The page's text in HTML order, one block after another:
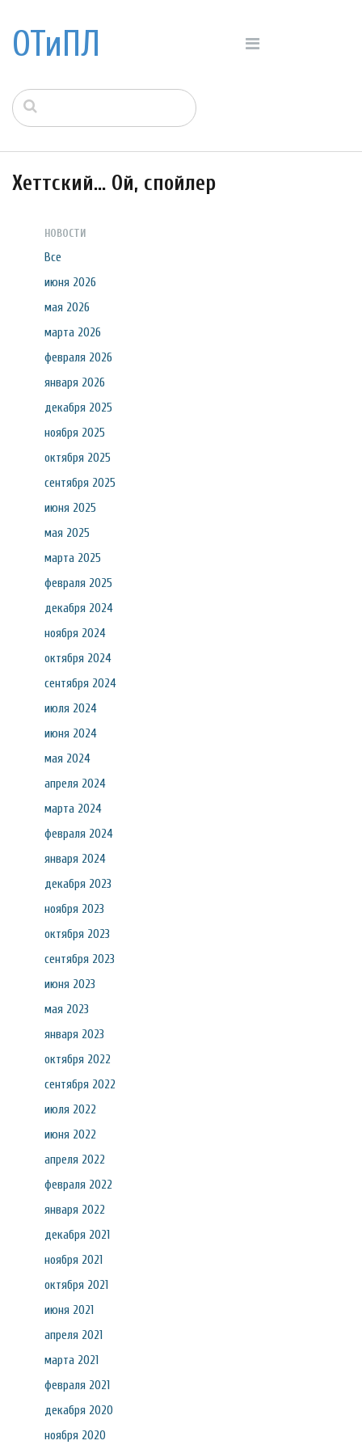
ОТиПЛ
Хеттский... Ой, спойлер
НОВОСТИ
Все
июня 2026
мая 2026
марта 2026
февраля 2026
января 2026
декабря 2025
ноября 2025
октября 2025
сентября 2025
июня 2025
мая 2025
марта 2025
февраля 2025
декабря 2024
ноября 2024
октября 2024
сентября 2024
июля 2024
июня 2024
мая 2024
апреля 2024
марта 2024
февраля 2024
января 2024
декабря 2023
ноября 2023
октября 2023
сентября 2023
июня 2023
мая 2023
января 2023
октября 2022
сентября 2022
июля 2022
июня 2022
апреля 2022
февраля 2022
января 2022
декабря 2021
ноября 2021
октября 2021
июня 2021
апреля 2021
марта 2021
февраля 2021
декабря 2020
ноября 2020